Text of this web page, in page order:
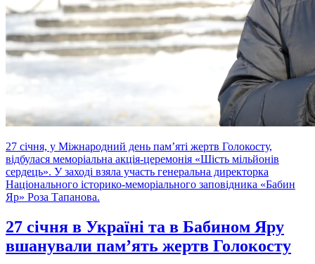
27 січня, у Міжнародний день пам’яті жертв Голокосту,
відбулася меморіальна акція-церемонія «Шість мільйонів
сердець». У заході взяла участь генеральна директорка
Національного історико-меморіального заповідника «Бабин
Яр» Роза Тапанова.
27 січня в Україні та в Бабином Яру
вшанували пам’ять жертв Голокосту